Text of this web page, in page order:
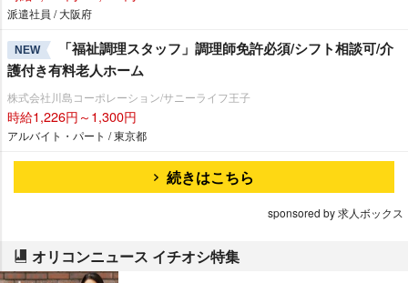
派遣社員 / 大阪府
NEW
「福祉調理スタッフ」調理師免許必須/シフト相談可/介
護付き有料老人ホーム
株式会社川島コーポレーション/サニーライフ王子
時給1,226円～1,300円
アルバイト・パート / 東京都
続きはこちら
sponsored by 求人ボックス
オリコンニュース イチオシ特集